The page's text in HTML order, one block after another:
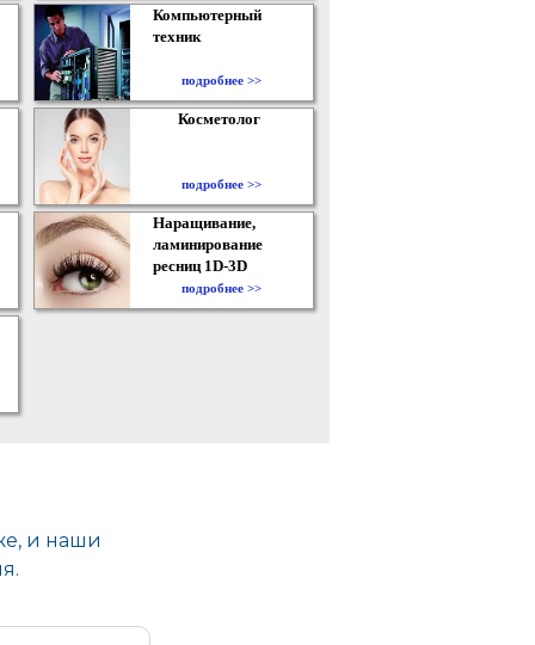
Компьютерный
техник
подробнее >>
Косметолог
подробнее >>
Наращивание,
ламинирование
ресниц 1D-3D
подробнее >>